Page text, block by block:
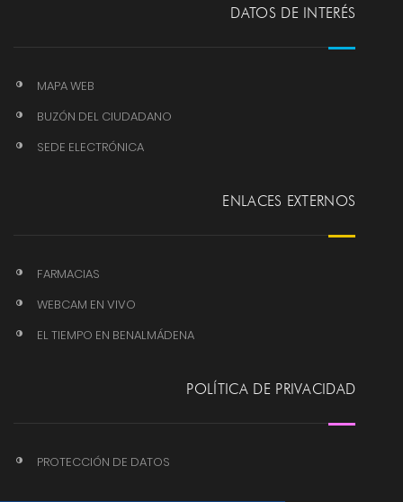
DATOS DE INTERÉS
MAPA WEB
BUZÓN DEL CIUDADANO
SEDE ELECTRÓNICA
ENLACES EXTERNOS
FARMACIAS
WEBCAM EN VIVO
EL TIEMPO EN BENALMÁDENA
POLÍTICA DE PRIVACIDAD
PROTECCIÓN DE DATOS